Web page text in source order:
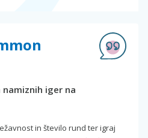
iger na
in število rund ter igraj